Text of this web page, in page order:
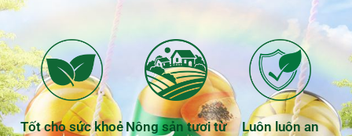
Tốt cho sức khoẻ Nông sản tươi từ
Luôn luôn an